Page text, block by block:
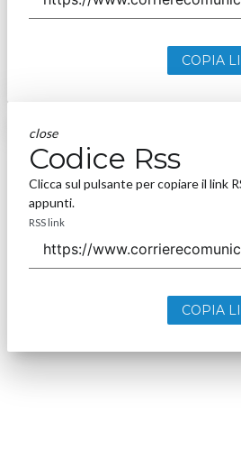
COPIA
close
Codice Rss
Clicca sul pulsante per copiare il link
appunti.
RSS link
COPIA